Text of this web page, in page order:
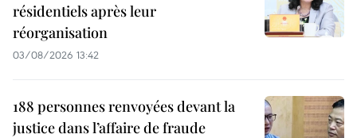
résidentiels après leur
réorganisation
03/08/2026 13:42
188 personnes renvoyées devant la
justice dans l’affaire de fraude